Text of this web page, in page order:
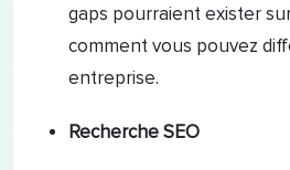
gaps pourraient exister
comment vous pouvez
entreprise.
Recherche SEO